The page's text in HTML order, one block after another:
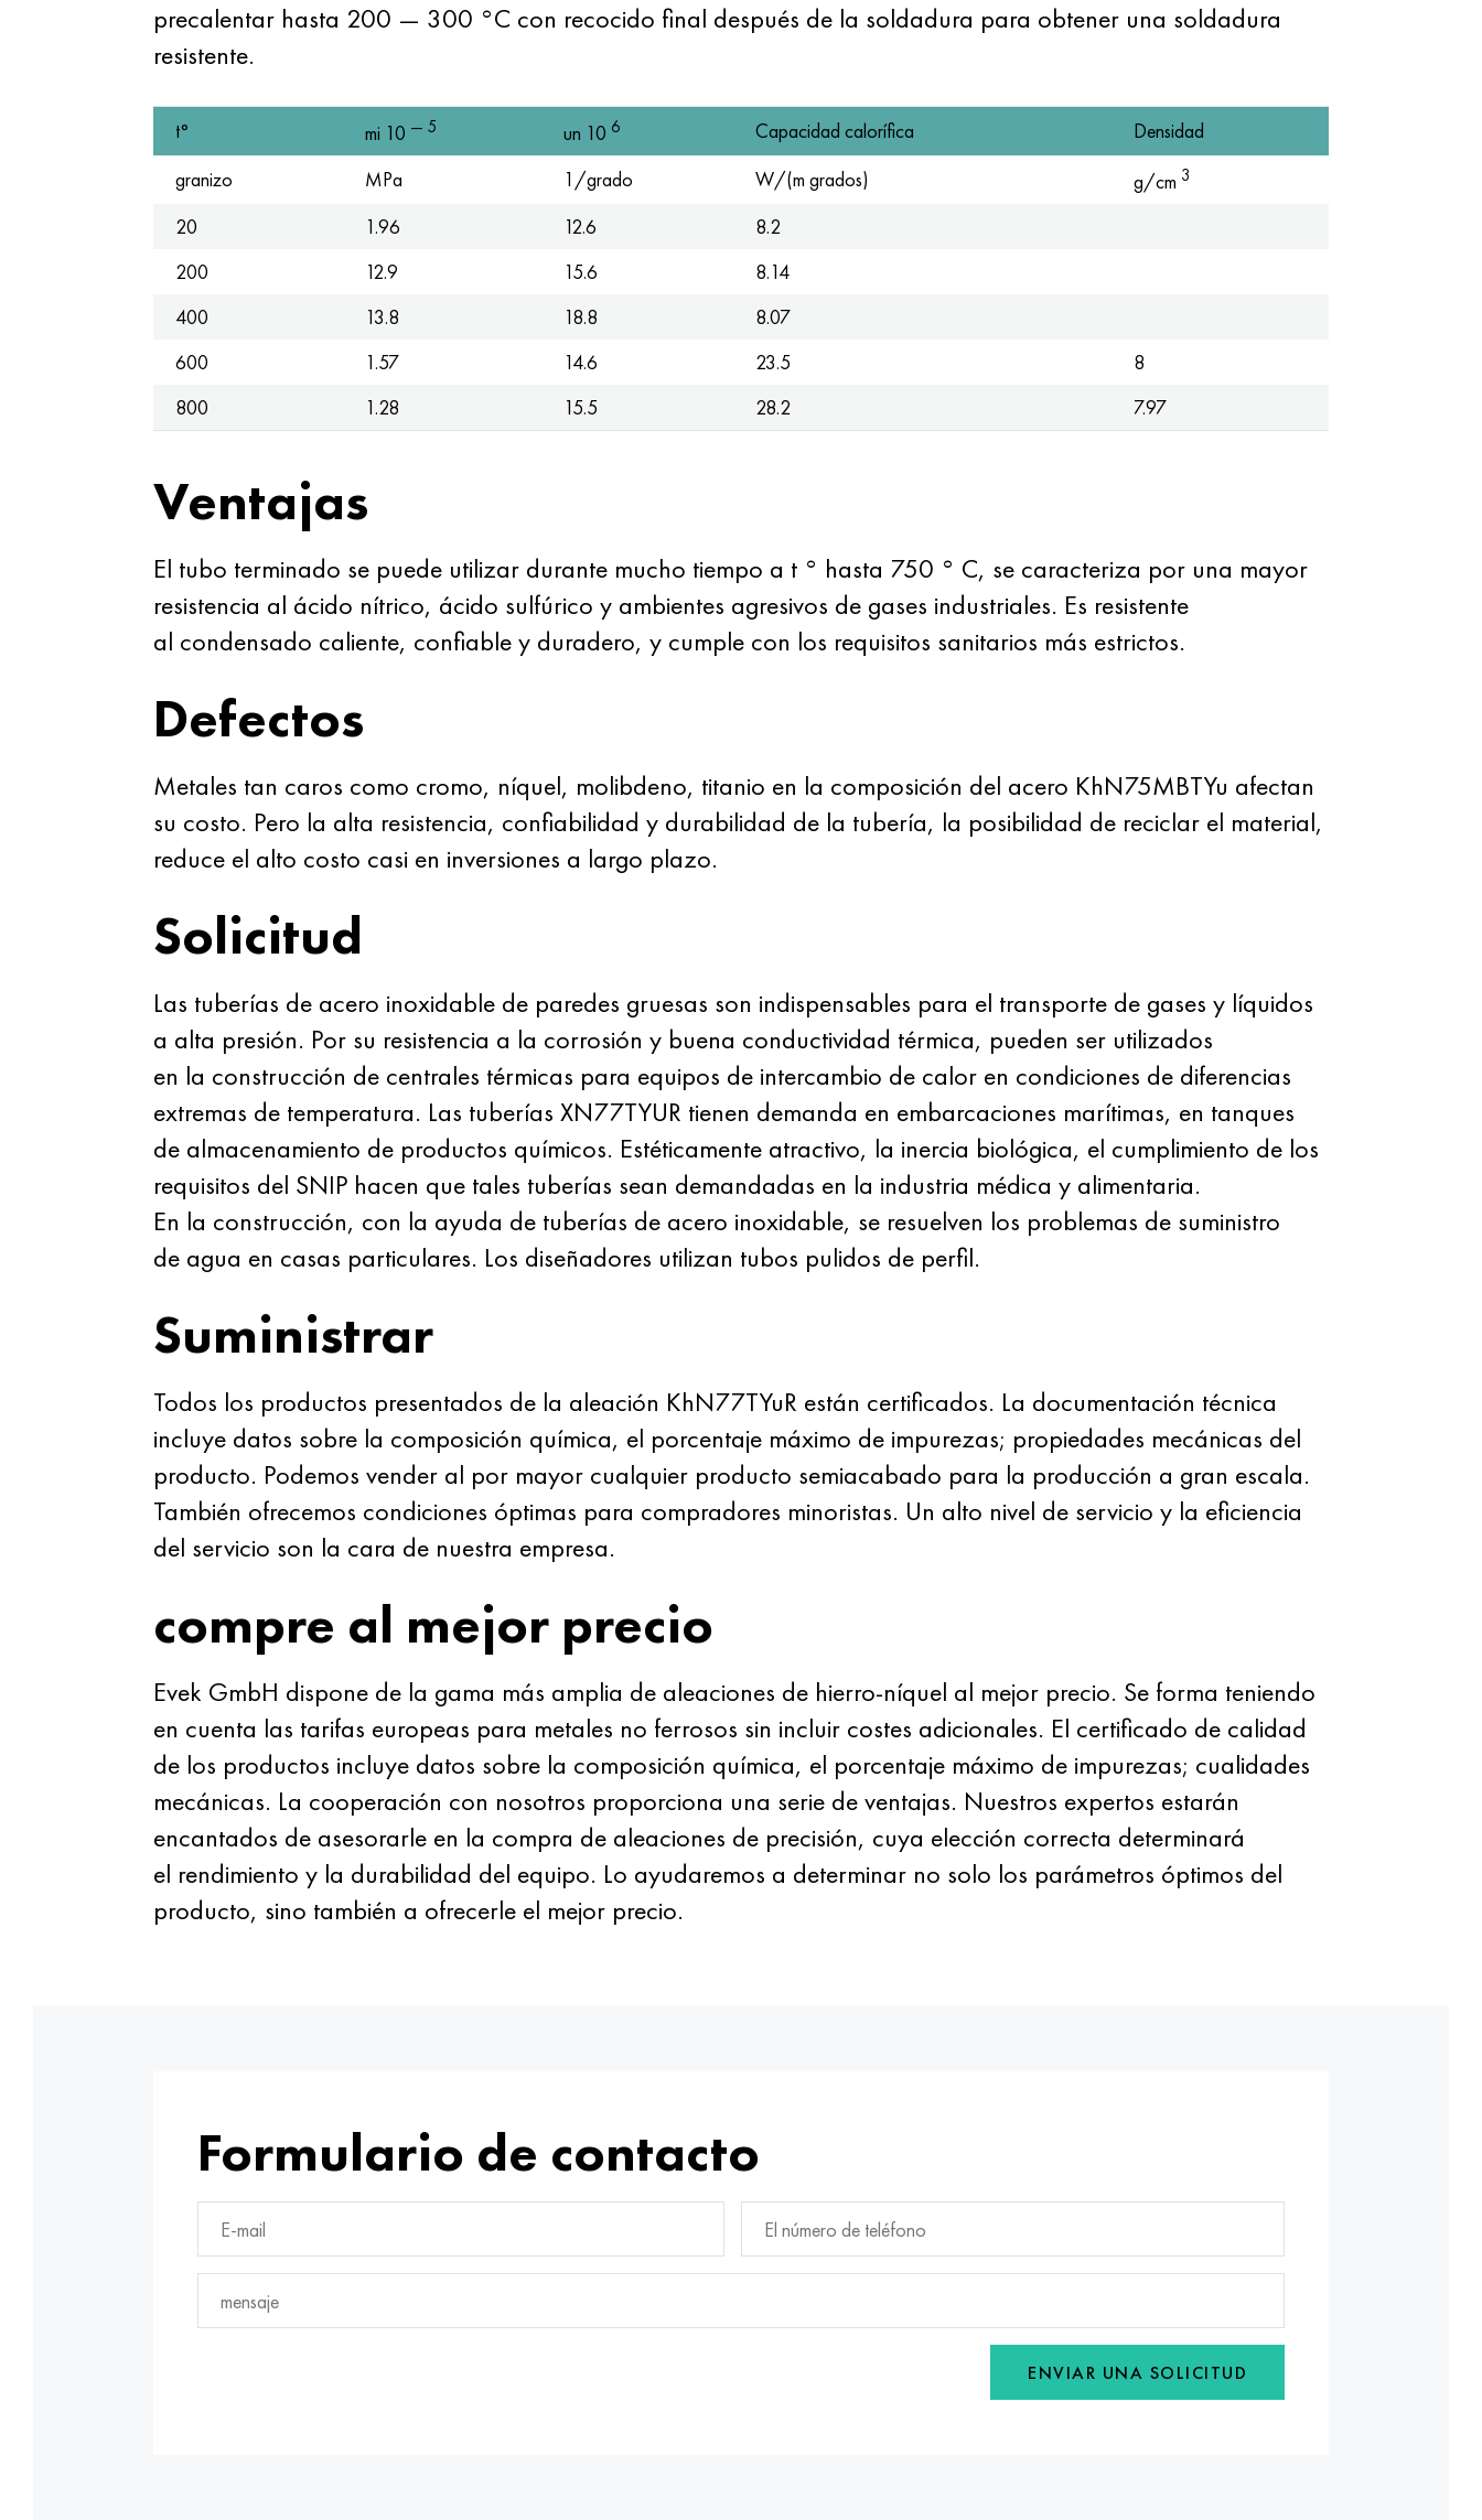
precalentar hasta 200 — 300 °C con recocido final después de la soldadura para obtener una soldadura
resistente.
t° mi 10 — 5 un 10 6 Capacidad calorífica
Densidad
granizo
MPa 1/grado W/(m grados) g/cm 3
20 1.96 12.6
8.2
200
12.9 15.6
8.14
400
13.8 18.8
8.07
600
1.57 14.6 23.5
8
800
1.28 15.5 28.2 7.97
Ventajas
El tubo terminado se puede utilizar durante mucho tiempo a t ° hasta 750 ° C, se caracteriza por una mayor
resistencia al ácido nítrico, ácido sulfúrico y ambientes agresivos de gases industriales. Es resistente
al condensado caliente, confiable y duradero, y cumple con los requisitos sanitarios más estrictos.
Defectos
Metales tan caros como cromo, níquel, molibdeno, titanio en la composición del acero KhN75MBTYu afectan
su costo. Pero la alta resistencia, confiabilidad y durabilidad de la tubería, la posibilidad de reciclar el material,
reduce el alto costo casi en inversiones a largo plazo.
Solicitud
Las tuberías de acero inoxidable de paredes gruesas son indispensables para el transporte de gases y líquidos
a alta presión. Por su resistencia a la corrosión y buena conductividad térmica, pueden ser utilizados
en la construcción de centrales térmicas para equipos de intercambio de calor en condiciones de diferencias
extremas de temperatura. Las tuberías XN77TYUR tienen demanda en embarcaciones marítimas, en tanques
de almacenamiento de productos químicos. Estéticamente atractivo, la inercia biológica, el cumplimiento de los
requisitos del SNIP hacen que tales tuberías sean demandadas en la industria médica y alimentaria.
En la construcción, con la ayuda de tuberías de acero inoxidable, se resuelven los problemas de suministro
de agua en casas particulares. Los diseñadores utilizan tubos pulidos de perfil.
Suministrar
Todos los productos presentados de la aleación KhN77TYuR están certificados. La documentación técnica
incluye datos sobre la composición química, el porcentaje máximo de impurezas; propiedades mecánicas del
producto. Podemos vender al por mayor cualquier producto semiacabado para la producción a gran escala.
También ofrecemos condiciones óptimas para compradores minoristas. Un alto nivel de servicio y la eficiencia
del servicio son la cara de nuestra empresa.
compre al mejor precio
Evek GmbH dispone de la gama más amplia de aleaciones de hierro-níquel al mejor precio. Se forma teniendo
en cuenta las tarifas europeas para metales no ferrosos sin incluir costes adicionales. El certificado de calidad
de los productos incluye datos sobre la composición química, el porcentaje máximo de impurezas; cualidades
mecánicas. La cooperación con nosotros proporciona una serie de ventajas. Nuestros expertos estarán
encantados de asesorarle en la compra de aleaciones de precisión, cuya elección correcta determinará
el rendimiento y la durabilidad del equipo. Lo ayudaremos a determinar no solo los parámetros óptimos del
producto, sino también a ofrecerle el mejor precio.
Formulario de contacto
ENVIAR UNA SOLICITUD